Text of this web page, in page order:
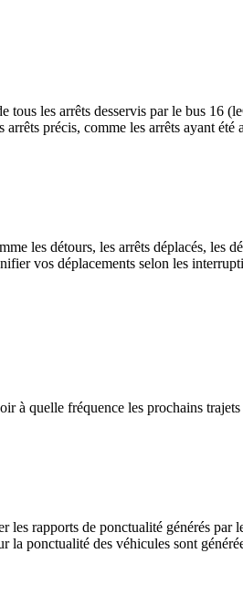
les arrêts desservis par le bus 16
précis, comme les arrêts ayant
les détours, les arrêts déplacés, les
vos déplacements selon les
quelle fréquence les prochains
les rapports de ponctualité générés par
ponctualité des véhicules sont